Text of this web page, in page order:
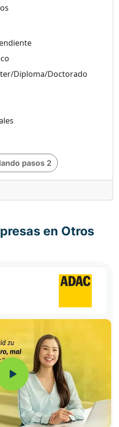
Diploma/Doctorado
pasos 2
en Otros